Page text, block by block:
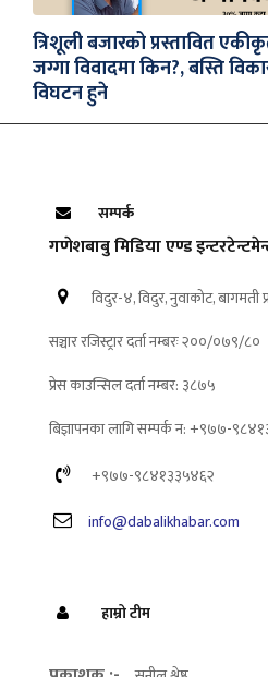
त्रिशूली बजारको प्रस्तावित
जग्गा विवादमा किन?, बस्ति
विघटन हुने
सम्पर्क
गणेशबाबु मिडिया एण्ड
विदुर-४, विदुर, नुवाकोट, बागमती
सञ्चार रजिस्ट्रार दर्ता नम्बरः २००/०७९/८०
प्रेस काउन्सिल दर्ता नम्बर: ३८७५
बिज्ञापनका लागि सम्पर्क न: +९७७-
+९७७-९८४१३३५४६२
info@dabalikhabar.com
हाम्रो टीम